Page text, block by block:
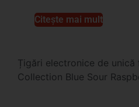
Citește mai mult
Țigări electronice de unică
Collection Blue Sour